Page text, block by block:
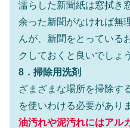
濡らした新聞紙は窓拭き
余った新聞がなければ無
んが、新聞をとっている
クしておくと良いでしょ
8．掃除用洗剤
ざまざまな場所を掃除す
を使いわける必要があり
油汚れや泥汚れにはアル